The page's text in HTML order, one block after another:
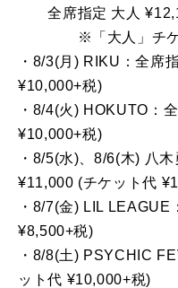
全席指定 大人
※「大人」チケッ
・8/3(月) RIKU：全席
¥10,000+税)
・8/4(火) HOKUTO：
¥10,000+税)
・8/5(水)、8/6(木) 八
¥11,000 (チケット代
・8/7(金) LIL
¥8,500+税)
・8/8(土) PSYCHIC
ット代 ¥10,000+税)